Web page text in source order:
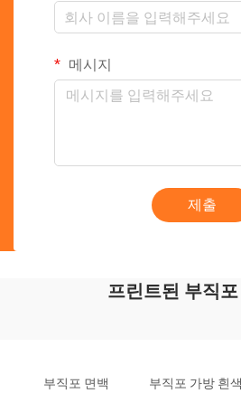
메시지
제출
프린트된 부직
부직포 면백 부직포 가방 흰색